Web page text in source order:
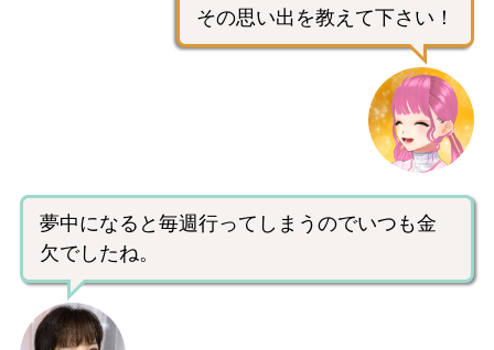
その思い出を教えて下さい！
夢中になると毎週行ってしまうのでいつも金
欠でしたね。